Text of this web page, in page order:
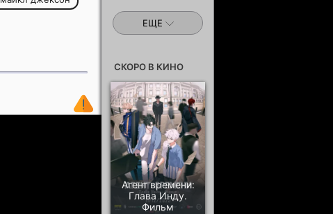
ЕЩЕ
СКОРО В КИНО
Агент времени:
Глава Инду.
Фильм